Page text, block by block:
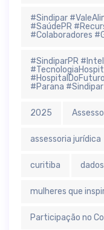
#Sindipar
#SaúdePR
#Colaboradores
#SindiparPR
#Parana #Sindipar
2025
assessoria jurídica
curitiba dados
mulheres que
Participação no